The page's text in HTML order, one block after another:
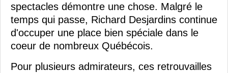
spectacles démontre une chose. Malgré le
temps qui passe, Richard Desjardins continue
d'occuper une place bien spéciale dans le
coeur de nombreux Québécois.
Pour plusieurs admirateurs, ces retrouvailles